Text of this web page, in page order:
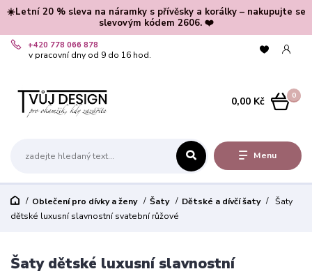
☀️Letní 20 % sleva na náramky s přívěsky a korálky – nakupujte se
slevovým kódem 2606. ❤️
Menu
+420 778 066 878
v pracovní dny od 9 do 16 hod.
0
0,00 Kč
Oblečení pro dívky a ženy Šaty Dětské a dívčí šaty
Šaty
dětské luxusní slavnostní svatební růžové
Šaty dětské luxusní slavnostní